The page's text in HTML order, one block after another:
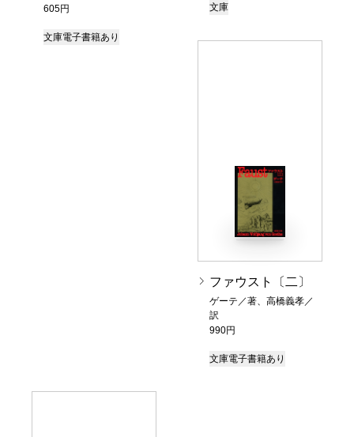
605円
文庫電子書籍あり
文庫
ファウスト〔二〕
ゲーテ／著、高橋義孝／
訳
990円
文庫電子書籍あり